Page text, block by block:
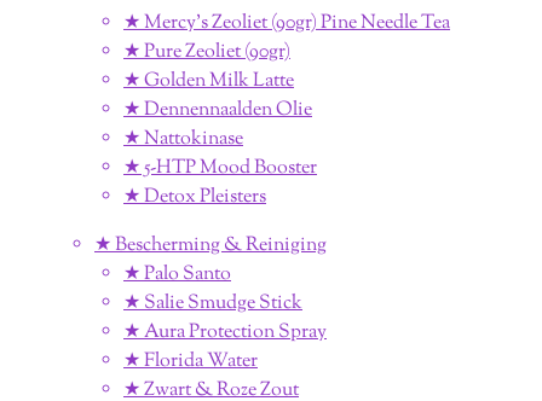
★ Mercy's Zeoliet (90gr) Pine Needle Tea
★ Pure Zeoliet (90gr)
★ Golden Milk Latte
★ Dennennaalden Olie
★ Nattokinase
★ 5-HTP Mood Booster
★ Detox Pleisters
★ Bescherming & Reiniging
★ Palo Santo
★ Salie Smudge Stick
★ Aura Protection Spray
★ Florida Water
★ Zwart & Roze Zout